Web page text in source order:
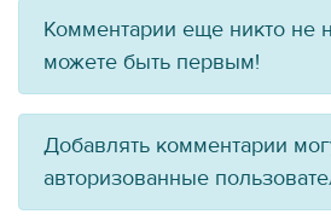
Комментарии еще никто не
можете быть первым!
Добавлять комментарии
авторизованные